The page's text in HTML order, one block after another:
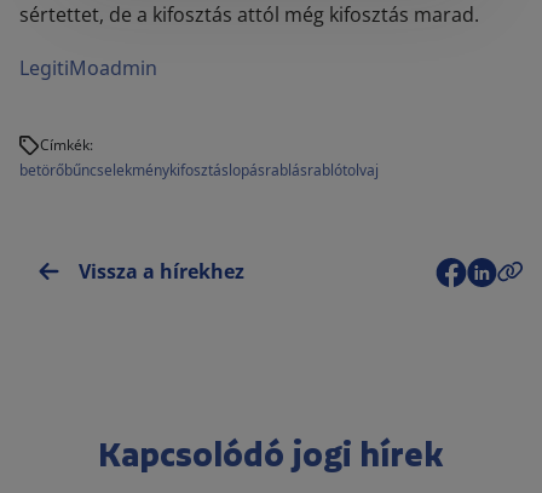
sértettet, de a kifosztás attól még kifosztás marad.
LegitiMoadmin
Címkék:
betörőbűncselekménykifosztáslopásrablásrablótolvaj
Vissza a hírekhez
Kapcsolódó jogi hírek